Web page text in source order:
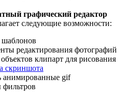
графический редактор
следующие возможности:
шаблонов
редактирования фотографий
клипарт для рисования
скриншота
анимированные gif